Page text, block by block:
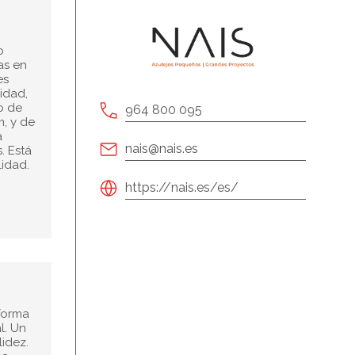
en
de
y de
Está
Un
964 800 095
nais@nais.es
https://nais.es/es/